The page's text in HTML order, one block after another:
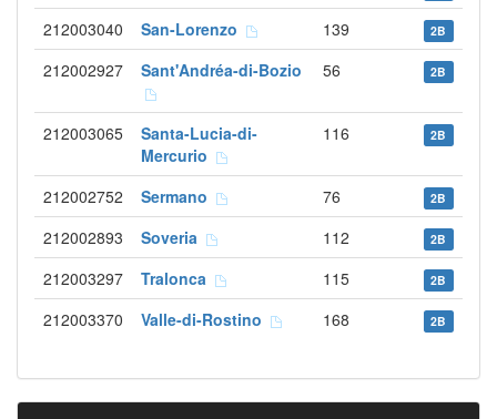
212003040 San-Lorenzo 139 2B
212002927 Sant'Andréa-di-Bozio 56 2B
212003065
Santa-Lucia-di-
Mercurio
116 2B
212002752 Sermano 76 2B
212002893 Soveria 112 2B
212003297 Tralonca 115 2B
212003370 Valle-di-Rostino 168 2B